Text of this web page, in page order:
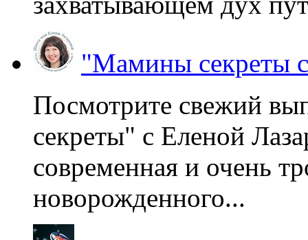
"Мамины секреты
Посмотрите свежий
секреты" с Еленой
современная и очень
новорожденного...